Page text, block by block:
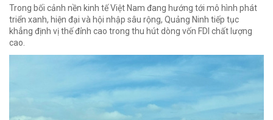
Trong bối cảnh nền kinh tế Việt Nam đang hướng tới mô hình phát
triển xanh, hiện đại và hội nhập sâu rộng, Quảng Ninh tiếp tục
khẳng định vị thế đỉnh cao trong thu hút dòng vốn FDI chất lượng
cao.